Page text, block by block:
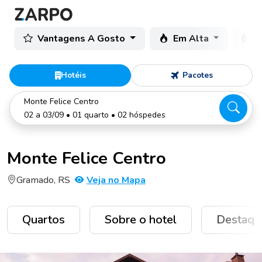
Vantagens A Gosto Em Alta
Hotéis Pacotes
Monte Felice Centro
02 a 03/09 • 01 quarto • 02 hóspedes
Monte Felice Centro
Gramado, RS Veja no Mapa
Quartos Sobre o hotel